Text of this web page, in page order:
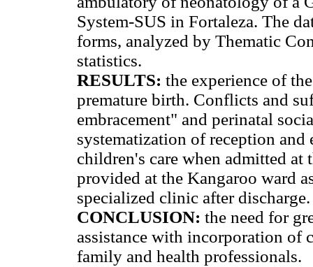
System-SUS in Fortaleza. The
forms, analyzed by Thematic
statistics.
RESULTS: the experience of
premature birth. Conflicts and
embracement" and perinatal
systematization of reception
children's care when admitted
provided at the Kangaroo ward
specialized clinic after discharge.
CONCLUSION: the need for
assistance with incorporation of
family and health professionals.